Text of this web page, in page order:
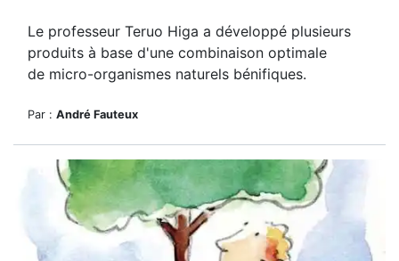
Le professeur Teruo Higa a développé plusieurs
produits à base d'une combinaison optimale
de micro-organismes naturels bénifiques.
Par : André Fauteux